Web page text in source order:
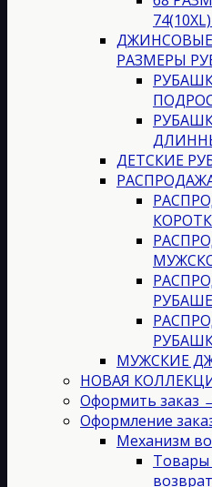
РАЗМЕРЫ
ДЕТСКИЕ
МУЖСКИЕ
НОВАЯ
Оформить заказ
Оформление
Механизм